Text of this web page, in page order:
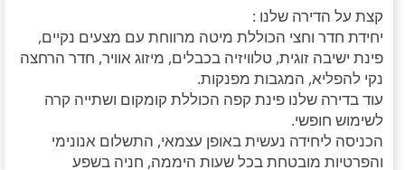
קצת על הדירה שלנו :
יחידת חדר וחצי הכוללת מיטה מרווחת עם מצעים נקיים,
פינת ישיבה זוגית, טלוויזיה בכבלים, מיזוג אוויר, חדר הרחצה
נקי להפליא, המגבות מפנקות.
עוד בדירה שלנו פינת קפה הכוללת קומקום ושתייה קרה
לשימוש חופשי.
הכניסה ליחידה נעשית באופן עצמאי, התשלום אנונימי
והפרטיות מובטחת בכל שעות היממה, חניה בשפע